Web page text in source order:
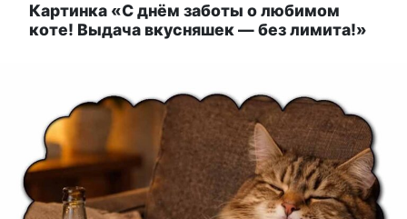
Картинка «С днём заботы о любимом
коте! Выдача вкусняшек — без лимита!»